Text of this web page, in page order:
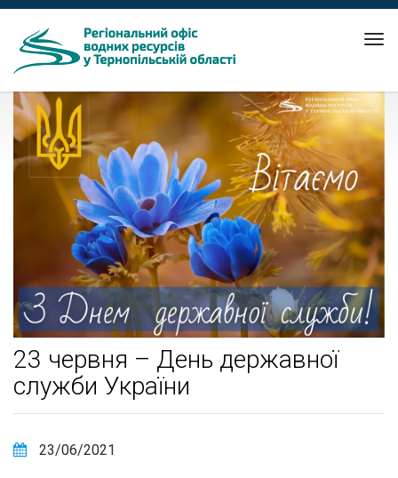
23 червня – День державної
служби України
23/06/2021